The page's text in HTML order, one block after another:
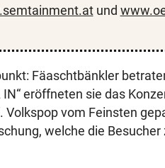
und
Fäaschtbänkler
IN“ eröffneten sie das
Volkspop vom Feinsten
welche die Besucher